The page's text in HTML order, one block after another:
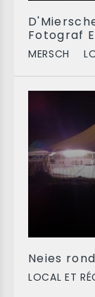
Fotograf
MERSCH
Neies
LOCAL ET